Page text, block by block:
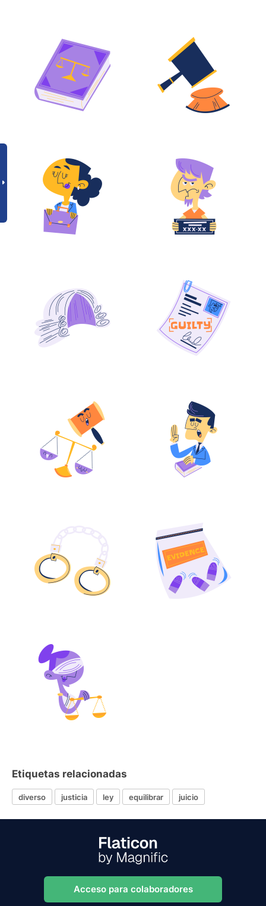
Etiquetas relacionadas
diverso justicia ley equilibrar juicio
Acceso para colaboradores